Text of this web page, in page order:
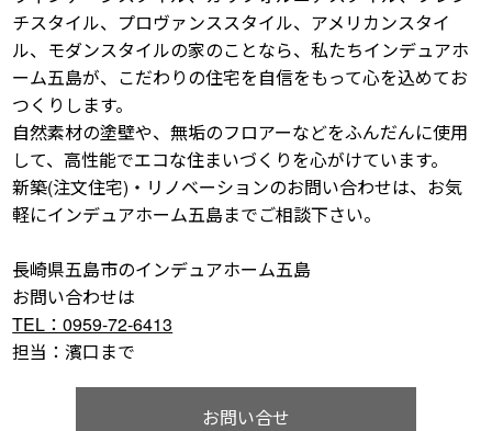
チスタイル、プロヴァンススタイル、アメリカンスタイ
ル、モダンスタイルの家のことなら、私たちインデュアホ
ーム五島が、こだわりの住宅を自信をもって心を込めてお
つくりします。
自然素材の塗壁や、無垢のフロアーなどをふんだんに使用
して、高性能でエコな住まいづくりを心がけています。
新築(注文住宅)・リノベーションのお問い合わせは、お気
軽にインデュアホーム五島までご相談下さい。
長崎県五島市のインデュアホーム五島
お問い合わせは
TEL：0959-72-6413
担当：濱口まで
お問い合せ